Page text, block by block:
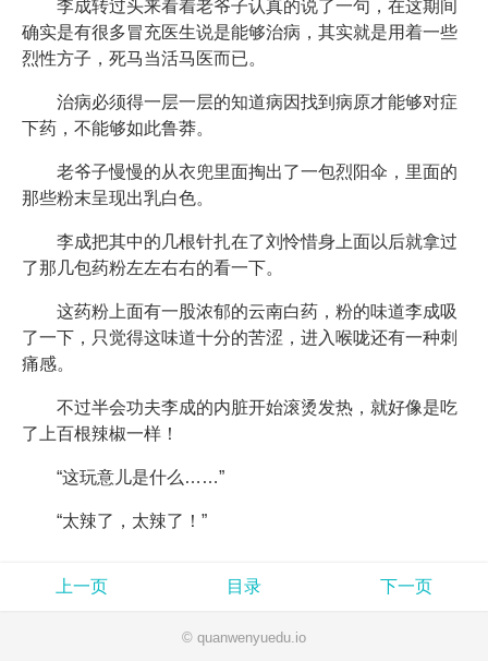
李成转过头来看着老爷子认真的说了一句，在这期间
确实是有很多冒充医生说是能够治病，其实就是用着一些
烈性方子，死马当活马医而已。
治病必须得一层一层的知道病因找到病原才能够对症
下药，不能够如此鲁莽。
老爷子慢慢的从衣兜里面掏出了一包烈阳伞，里面的
那些粉末呈现出乳白色。
李成把其中的几根针扎在了刘怜惜身上面以后就拿过
了那几包药粉左左右右的看一下。
这药粉上面有一股浓郁的云南白药，粉的味道李成吸
了一下，只觉得这味道十分的苦涩，进入喉咙还有一种刺
痛感。
不过半会功夫李成的内脏开始滚烫发热，就好像是吃
了上百根辣椒一样！
“这玩意儿是什么……”
“太辣了，太辣了！”
上一页 目录 下一页
© quanwenyuedu.io